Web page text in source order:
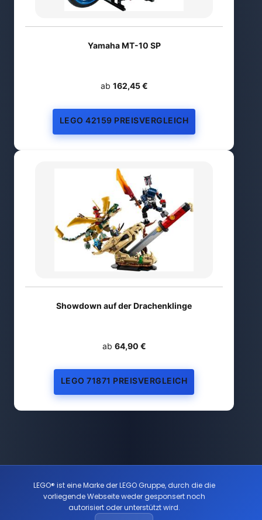
Yamaha MT-10 SP
ab 162,45 €
LEGO 42159 PREISVERGLEICH
Showdown auf der Drachenklinge
ab 64,90 €
LEGO 71871 PREISVERGLEICH
LEGO® ist eine Marke der LEGO Gruppe, durch die die
vorliegende Webseite weder gesponsert noch
autorisiert oder unterstützt wird.